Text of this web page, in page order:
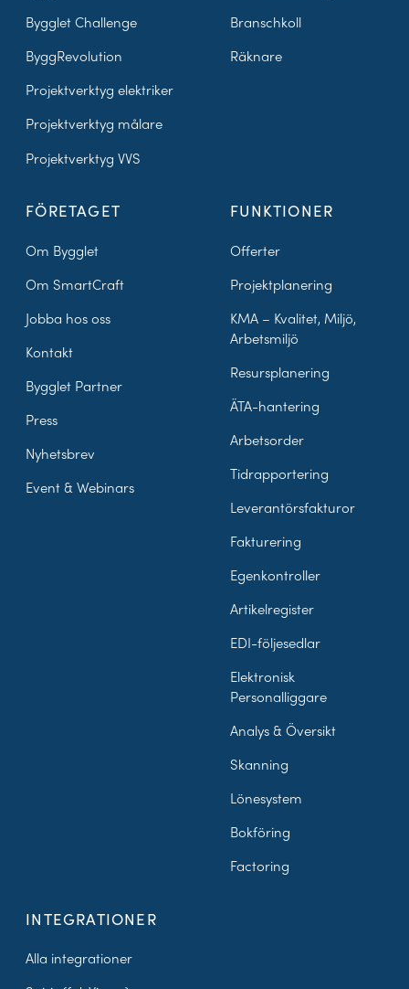
Bygglet Challenge
ByggRevolution
Projektverktyg elektriker
Projektverktyg målare
Projektverktyg VVS
Branschkoll
Räknare
FÖRETAGET
Om Bygglet
Om SmartCraft
Jobba hos oss
Kontakt
Bygglet Partner
Press
Nyhetsbrev
Event & Webinars
FUNKTIONER
Offerter
Projektplanering
KMA – Kvalitet, Miljö,
Arbetsmiljö
Resursplanering
ÄTA-hantering
Arbetsorder
Tidrapportering
Leverantörsfakturor
Fakturering
Egenkontroller
Artikelregister
EDI-följesedlar
Elektronisk
Personalliggare
Analys & Översikt
Skanning
Lönesystem
Bokföring
Factoring
INTEGRATIONER
Alla integrationer